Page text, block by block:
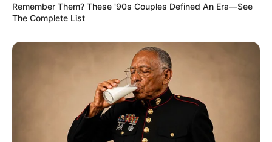
Remember Them? These '90s Couples Defined An Era—See
The Complete List